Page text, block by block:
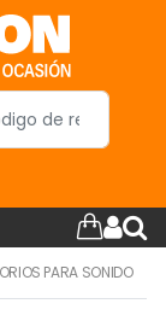
PARA SONIDO